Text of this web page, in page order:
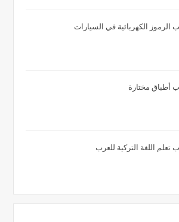
الرموز الكهربائية في السيارات
أطباق مختارة
تعلم اللغة التركية للعرب